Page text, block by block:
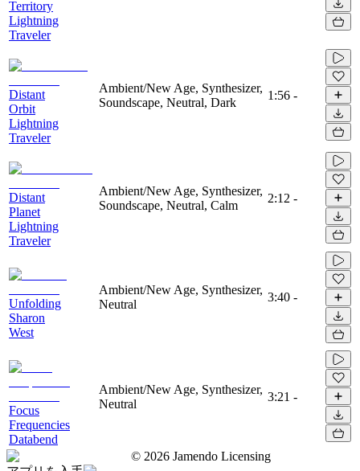
Territory
Lightning
Traveler
Distant
Orbit
Lightning
Traveler
Ambient/New Age, Synthesizer,
Soundscape, Neutral, Dark
1:56 -
Distant
Planet
Lightning
Traveler
Ambient/New Age, Synthesizer,
Soundscape, Neutral, Calm
2:12 -
Unfolding
Sharon
West
Ambient/New Age, Synthesizer,
Neutral
3:40 -
Focus
Frequencies
Databend
Ambient/New Age, Synthesizer,
Neutral
3:21 -
© 2026 Jamendo Licensing